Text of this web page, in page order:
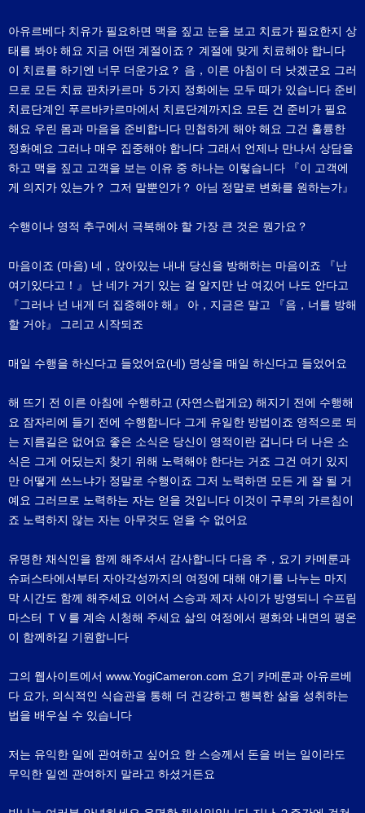
아유르베다 치유가 필요하면 맥을 짚고 눈을 보고 치료가 필요한지 상
태를 봐야 해요 지금 어떤 계절이죠？ 계절에 맞게 치료해야 합니다
이 치료를 하기엔 너무 더운가요？ 음，이른 아침이 더 낫겠군요 그러
므로 모든 치료 판차카르마 ５가지 정화에는 모두 때가 있습니다 준비
치료단계인 푸르바카르마에서 치료단계까지요 모든 건 준비가 필요
해요 우린 몸과 마음을 준비합니다 민첩하게 해야 해요 그건 훌륭한
정화예요 그러나 매우 집중해야 합니다 그래서 언제나 만나서 상담을
하고 맥을 짚고 고객을 보는 이유 중 하나는 이렇습니다 『이 고객에
게 의지가 있는가？ 그저 말뿐인가？ 아님 정말로 변화를 원하는가』
수행이나 영적 추구에서 극복해야 할 가장 큰 것은 뭔가요？
마음이죠 (마음) 네，앉아있는 내내 당신을 방해하는 마음이죠 『난
여기있다고！』 난 네가 거기 있는 걸 알지만 난 여깄어 나도 안다고
『그러나 넌 내게 더 집중해야 해』 아，지금은 말고 『음，너를 방해
할 거야』 그리고 시작되죠
매일 수행을 하신다고 들었어요(네) 명상을 매일 하신다고 들었어요
해 뜨기 전 이른 아침에 수행하고 (자연스럽게요) 해지기 전에 수행해
요 잠자리에 들기 전에 수행합니다 그게 유일한 방법이죠 영적으로 되
는 지름길은 없어요 좋은 소식은 당신이 영적이란 겁니다 더 나은 소
식은 그게 어딨는지 찾기 위해 노력해야 한다는 거죠 그건 여기 있지
만 어떻게 쓰느냐가 정말로 수행이죠 그저 노력하면 모든 게 잘 될 거
예요 그러므로 노력하는 자는 얻을 것입니다 이것이 구루의 가르침이
죠 노력하지 않는 자는 아무것도 얻을 수 없어요
유명한 채식인을 함께 해주셔서 감사합니다 다음 주，요기 카메룬과
슈퍼스타에서부터 자아각성까지의 여정에 대해 얘기를 나누는 마지
막 시간도 함께 해주세요 이어서 스승과 제자 사이가 방영되니 수프림
마스터 ＴＶ를 계속 시청해 주세요 삶의 여정에서 평화와 내면의 평온
이 함께하길 기원합니다
그의 웹사이트에서 www.YogiCameron.com 요기 카메룬과 아유르베
다 요가, 의식적인 식습관을 통해 더 건강하고 행복한 삶을 성취하는
법을 배우실 수 있습니다
저는 유익한 일에 관여하고 싶어요 한 스승께서 돈을 버는 일이라도
무익한 일엔 관여하지 말라고 하셨거든요